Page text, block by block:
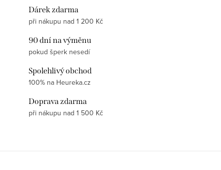
Dárek zdarma
při nákupu nad 1 200 Kč
90 dní na výměnu
pokud šperk nesedí
Spolehlivý obchod
100% na Heureka.cz
Doprava zdarma
při nákupu nad 1 500 Kč